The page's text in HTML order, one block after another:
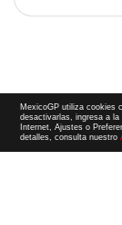
MexicoGP utiliza cookies
desactivarlas, ingresa a
Internet, Ajustes o
detalles, consulta nuestro